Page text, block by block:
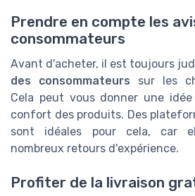
Prendre en compte les
consommateurs
Avant d'acheter, il est toujours
des consommateurs sur les
Cela peut vous donner une
confort des produits. Des
sont idéales pour cela, car
nombreux retours d'expérience.
Profiter de la livraison